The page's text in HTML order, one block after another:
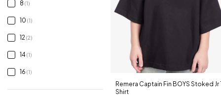
8 (1)
10 (1)
12(2)
14 (1)
16 (1)
Remera Captain Fin BOYS Stoked Jr
Shirt